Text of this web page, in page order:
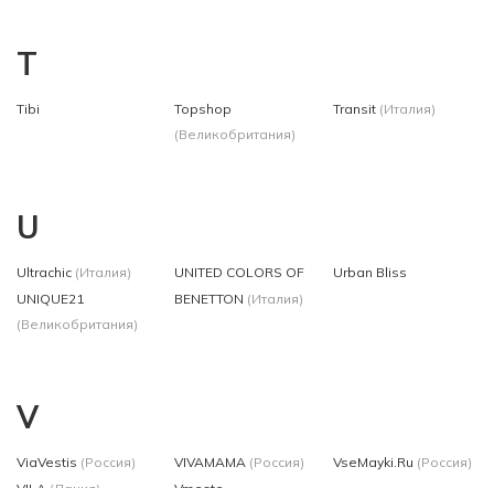
T
Tibi
Topshop
(Великобритания)
Transit (Италия)
U
Ultrachic (Италия)
UNIQUE21
(Великобритания)
UNITED COLORS OF
BENETTON (Италия)
Urban Bliss
V
ViaVestis (Россия)
VIVAMAMA (Россия)
VseMayki.Ru (Россия)